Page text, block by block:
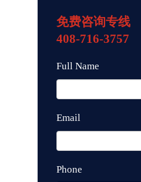
免费咨询专线
408-716-3757
Full Name
Email
Phone